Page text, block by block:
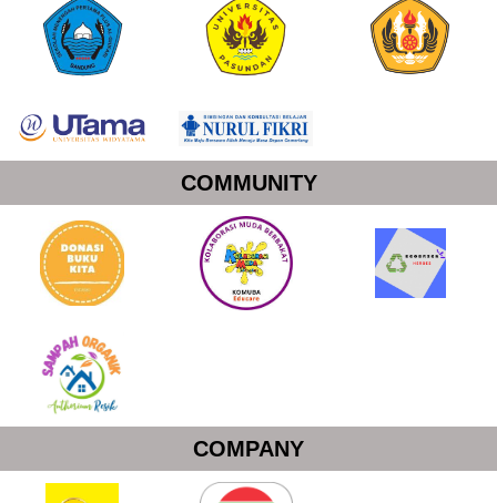
COMMUNITY
COMPANY